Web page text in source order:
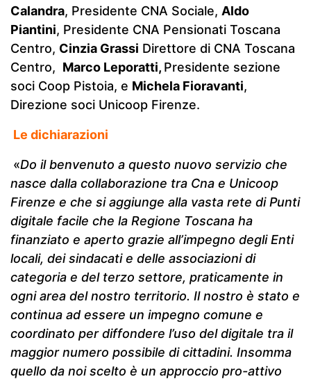
Calandra, Presidente CNA Sociale, Aldo
Piantini, Presidente CNA Pensionati Toscana
Centro, Cinzia Grassi Direttore di CNA Toscana
Centro, Marco Leporatti, Presidente sezione
soci Coop Pistoia, e Michela Fioravanti,
Direzione soci Unicoop Firenze.
Le dichiarazioni
«Do il benvenuto a questo nuovo servizio che
nasce dalla collaborazione tra Cna e Unicoop
Firenze e che si aggiunge alla vasta rete di Punti
digitale facile che la Regione Toscana ha
finanziato e aperto grazie all’impegno degli Enti
locali, dei sindacati e delle associazioni di
categoria e del terzo settore, praticamente in
ogni area del nostro territorio. Il nostro è stato e
continua ad essere un impegno comune e
coordinato per diffondere l’uso del digitale tra il
maggior numero possibile di cittadini. Insomma
quello da noi scelto è un approccio pro-attivo